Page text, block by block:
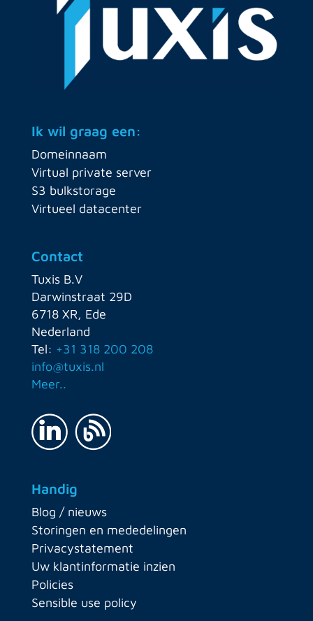
Ik wil graag een:
Domeinnaam
Virtual private server
S3 bulkstorage
Virtueel datacenter
Contact
Tuxis B.V
Darwinstraat 29D
6718 XR, Ede
Nederland
Tel: +31 318 200 208
info@tuxis.nl
Meer..
Handig
Blog / nieuws
Storingen en mededelingen
Privacystatement
Uw klantinformatie inzien
Policies
Sensible use policy